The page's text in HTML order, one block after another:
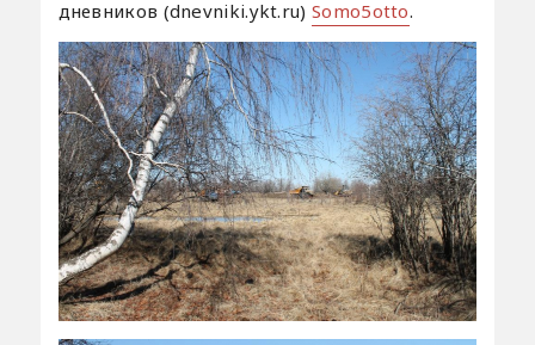
дневников (dnevniki.ykt.ru) Somo5otto.